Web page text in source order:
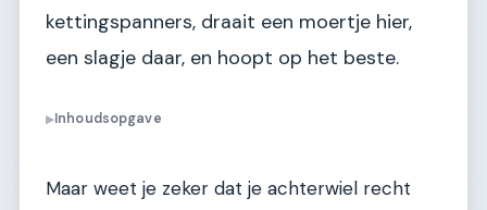
kettingspanners, draait een moertje hier,
een slagje daar, en hoopt op het beste.
▶Inhoudsopgave
Maar weet je zeker dat je achterwiel recht